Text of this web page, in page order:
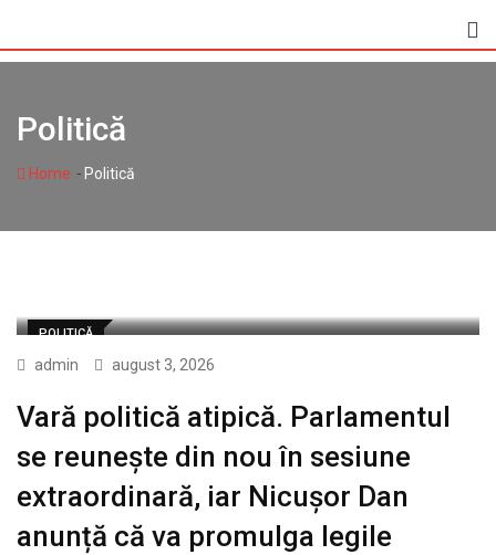
content
Politică
Home - Politică
POLITICĂ
admin august 3, 2026
Vară politică atipică. Parlamentul
se reunește din nou în sesiune
extraordinară, iar Nicușor Dan
anunță că va promulga legile